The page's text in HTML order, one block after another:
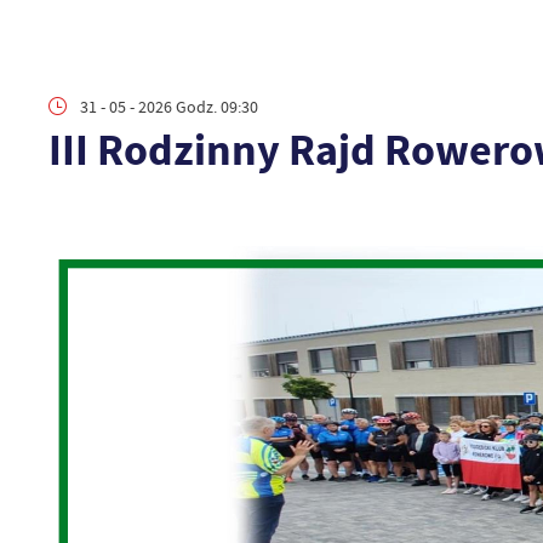
31 - 05 - 2026 Godz. 09:30
III Rodzinny Rajd